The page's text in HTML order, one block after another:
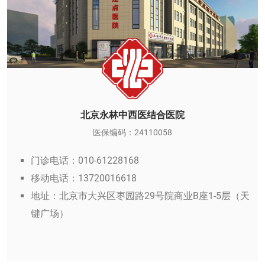
北京永林中西医结合医院
医保编码：24110058
门诊电话：010-61228168
移动电话：13720016618
地址：北京市大兴区枣园路29号院商业B座1-5层（天
键广场）